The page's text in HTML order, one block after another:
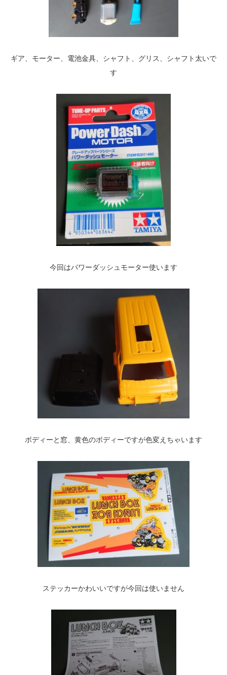
ギア、モーター、電池金具、シャフト、グリス、シャフト太いで
す
今回はパワーダッシュモーター使います
ボディーと窓、黄色のボディーですが色変えちゃいます
ステッカーかわいいですが今回は使いません